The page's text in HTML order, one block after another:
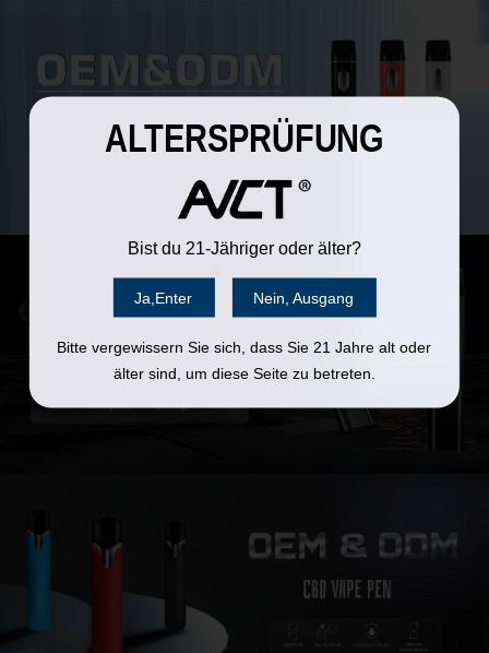
ALTERSPRÜFUNG
Bist du 21-Jähriger oder älter?
Ja,Enter Nein, Ausgang
Bitte vergewissern Sie sich, dass Sie 21 Jahre alt oder
älter sind, um diese Seite zu betreten.